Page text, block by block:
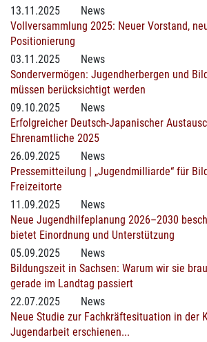
13.11.2025
News
Vollversammlung 2025: Neuer Vorstand,
Positionierung
03.11.2025
News
Sondervermögen: Jugendherbergen und
müssen berücksichtigt werden
09.10.2025
News
Erfolgreicher Deutsch-Japanischer
Ehrenamtliche 2025
26.09.2025
News
Pressemitteilung | „Jugendmilliarde“ für
Freizeitorte
11.09.2025
News
Neue Jugendhilfeplanung 2026–2030
bietet Einordnung und Unterstützung
05.09.2025
News
Bildungszeit in Sachsen: Warum wir sie
gerade im Landtag passiert
22.07.2025
News
Neue Studie zur Fachkräftesituation in der
Jugendarbeit erschienen...